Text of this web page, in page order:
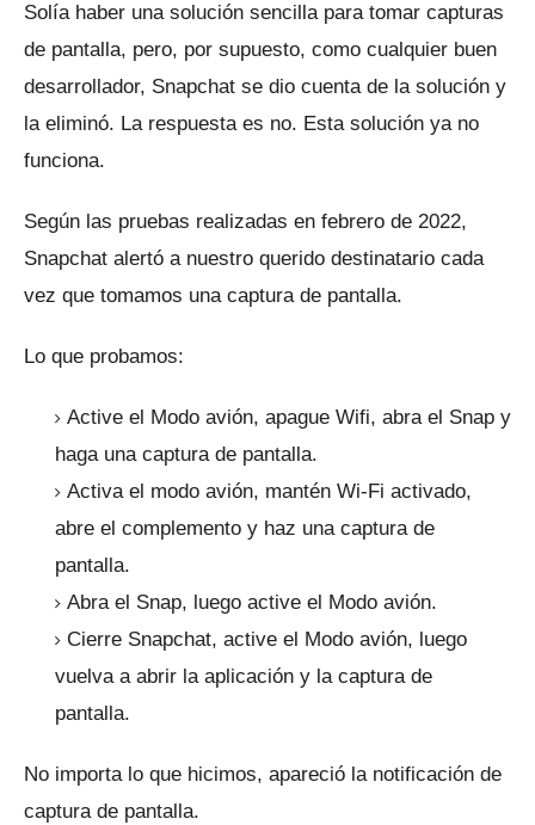
Solía ​​​​haber una solución sencilla para tomar capturas
de pantalla, pero, por supuesto, como cualquier buen
desarrollador, Snapchat se dio cuenta de la solución y
la eliminó. La respuesta es no. Esta solución ya no
funciona.
Según las pruebas realizadas en febrero de 2022,
Snapchat alertó a nuestro querido destinatario cada
vez que tomamos una captura de pantalla.
Lo que probamos:
Active el Modo avión, apague Wifi, abra el Snap y
haga una captura de pantalla.
Activa el modo avión, mantén Wi-Fi activado,
abre el complemento y haz una captura de
pantalla.
Abra el Snap, luego active el Modo avión.
Cierre Snapchat, active el Modo avión, luego
vuelva a abrir la aplicación y la captura de
pantalla.
No importa lo que hicimos, apareció la notificación de
captura de pantalla.